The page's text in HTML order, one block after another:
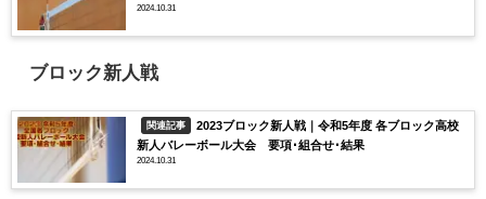
2024.10.31
ブロック新人戦
関連記事
2023ブロック新人戦｜令和5年度 各ブロック高校
新人バレーボール大会 要項･組合せ･結果
2024.10.31